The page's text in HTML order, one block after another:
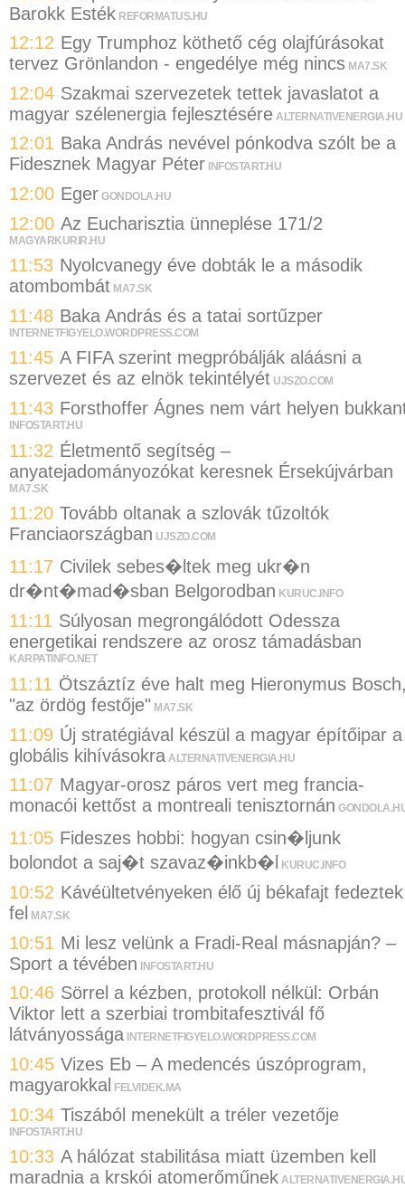
Barokk Esték REFORMATUS.HU
12:12 Egy Trumphoz köthető cég olajfúrásokat
tervez Grönlandon - engedélye még nincs MA7.SK
12:04 Szakmai szervezetek tettek javaslatot a
magyar szélenergia fejlesztésére ALTERNATIVENERGIA.HU
12:01 Baka András nevével pónkodva szólt be a
Fidesznek Magyar Péter INFOSTART.HU
12:00 Eger GONDOLA.HU
12:00 Az Eucharisztia ünneplése 171/2
MAGYARKURIR.HU
11:53 Nyolcvanegy éve dobták le a második
atombombát MA7.SK
11:48 Baka András és a tatai sortűzper
INTERNETFIGYELO.WORDPRESS.COM
11:45 A FIFA szerint megpróbálják aláásni a
szervezet és az elnök tekintélyét UJSZO.COM
11:43 Forsthoffer Ágnes nem várt helyen
INFOSTART.HU
11:32 Életmentő segítség –
anyatejadományozókat keresnek Érsekújvárban
MA7.SK
11:20 Tovább oltanak a szlovák tűzoltók
Franciaországban UJSZO.COM
11:17 Civilek sebes�ltek meg ukr�n
dr�nt�mad�sban Belgorodban KURUC.INFO
11:11 Súlyosan megrongálódott Odessza
energetikai rendszere az orosz támadásban
KARPATINFO.NET
11:11 Ötszáztíz éve halt meg Hieronymus
"az ördög festője" MA7.SK
11:09 Új stratégiával készül a magyar építőipar a
globális kihívásokra ALTERNATIVENERGIA.HU
11:07 Magyar-orosz páros vert meg francia-
monacói kettőst a montreali tenisztornán
11:05 Fideszes hobbi: hogyan csin�ljunk
bolondot a saj�t szavaz�inkb�l KURUC.INFO
10:52 Kávéültetvényeken élő új békafajt fedeztek
fel
MA7.SK
10:51 Mi lesz velünk a Fradi-Real másnapján? –
Sport a tévében INFOSTART.HU
10:46 Sörrel a kézben, protokoll nélkül: Orbán
Viktor lett a szerbiai trombitafesztivál fő
látványossága INTERNETFIGYELO.WORDPRESS.COM
10:45 Vizes Eb – A medencés úszóprogram,
magyarokkal
FELVIDEK.MA
10:34 Tiszából menekült a tréler vezetője
INFOSTART.HU
10:33 A hálózat stabilitása miatt üzemben kell
maradnia a krskói atomerőműnek